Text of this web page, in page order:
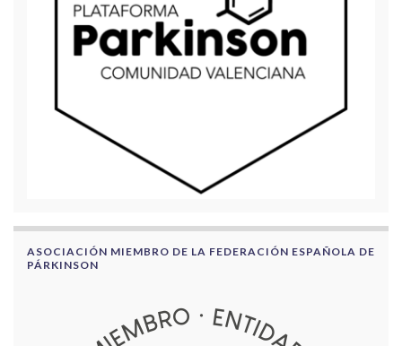
ASOCIACIÓN MIEMBRO DE LA FEDERACIÓN ESPAÑOLA DE
PÁRKINSON